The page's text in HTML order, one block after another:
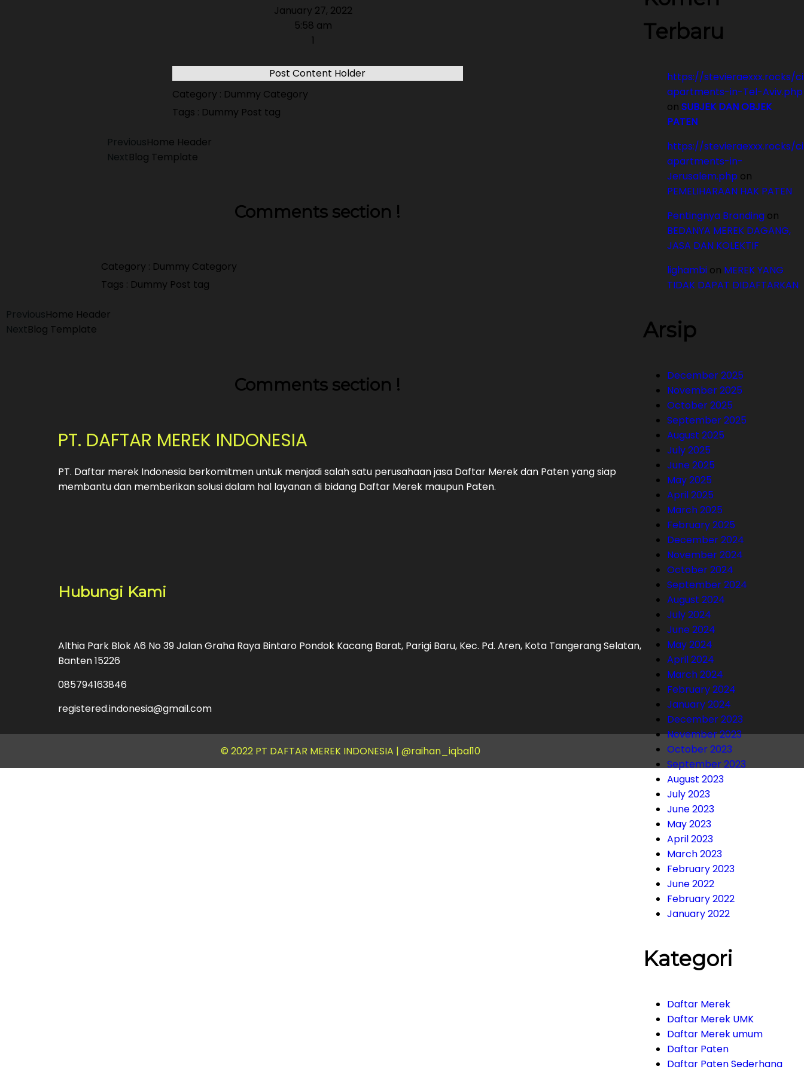
January 27, 2022
5:58 am
1
Post Content Holder
Category : Dummy Category
Tags : Dummy Post tag
PreviousHome Header
NextBlog Template
Comments section !
Category : Dummy Category
Tags : Dummy Post tag
PreviousHome Header
NextBlog Template
Comments section !
Terbaru
https://stevieraexxx.rocks/
apartments-in-Tel-Aviv.php
onSUBJEK DAN OBJEK
PATEN
https://stevieraexxx.rocks/
apartments-in-
Jerusalem.php on
PEMELIHARAAN HAK PATEN
Pentingnya Branding on
BEDANYA MEREK DAGANG,
JASA DAN KOLEKTIF
lighambi on MEREK YANG
TIDAK DAPAT DIDAFTARKAN
Arsip
December 2025
November 2025
October 2025
September 2025
August 2025
July 2025
June 2025
May 2025
April 2025
March 2025
February 2025
December 2024
November 2024
October 2024
September 2024
August 2024
July 2024
June 2024
May 2024
April 2024
March 2024
February 2024
January 2024
December 2023
November 2023
October 2023
September 2023
August 2023
July 2023
June 2023
May 2023
April 2023
March 2023
February 2023
June 2022
February 2022
January 2022
Kategori
Daftar Merek
Daftar Merek UMK
Daftar Merek umum
Daftar Paten
Daftar Paten Sederhana
PT. DAFTAR MEREK INDONESIA
PT. Daftar merek Indonesia berkomitmen untuk menjadi salah satu perusahaan jasa Daftar Merek dan Paten yang siap
membantu dan memberikan solusi dalam hal layanan di bidang Daftar Merek maupun Paten.
Hubungi Kami
Althia Park Blok A6 No 39 Jalan Graha Raya Bintaro Pondok Kacang Barat, Parigi Baru, Kec. Pd. Aren, Kota Tangerang Selatan,
Banten 15226
085794163846
registered.indonesia@gmail.com
© 2022 PT DAFTAR MEREK INDONESIA |@raihan_iqbal10